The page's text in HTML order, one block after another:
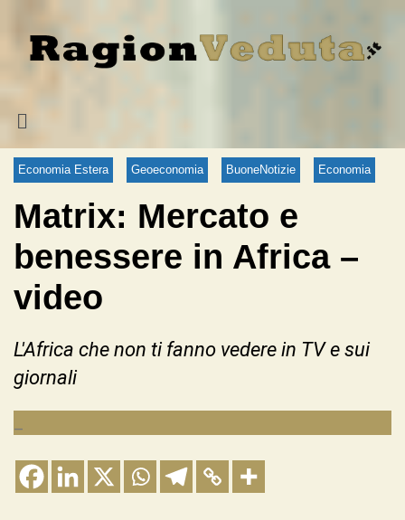
Economia Estera Geoeconomia BuoneNotizie Economia
Matrix: Mercato e
benessere in Africa –
video
L'Africa che non ti fanno vedere in TV e sui
giornali